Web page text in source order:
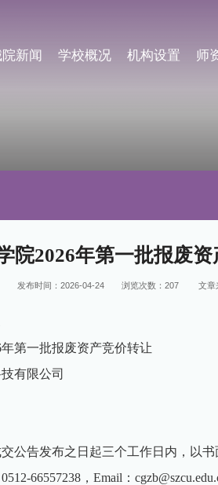
新闻 学校概况 机构设置 师
院2026年第一批报废
发布时间：2026-04-24 浏览次数： 207 文章
第一批报废资产竞价转让
有限公司
公告发布之日起三个工作日内，以
66557238，Email：